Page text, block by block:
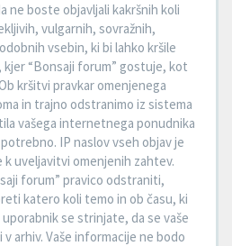
ne boste objavljali kakršnih koli
vulgarnih, sovražnih,
vsebin, ki bi lahko kršile
kjer “Bonsaji forum” gostuje, kot
kršitvi pravkar omenjenega
in trajno odstranimo iz sistema
vašega internetnega ponudnika
IP naslov vseh objav je
k uveljavitvi omenjenih zahtev.
forum” pravico odstraniti,
katero koli temo in ob času, ki
se strinjate, da se vaše
arhiv. Vaše informacije ne bodo